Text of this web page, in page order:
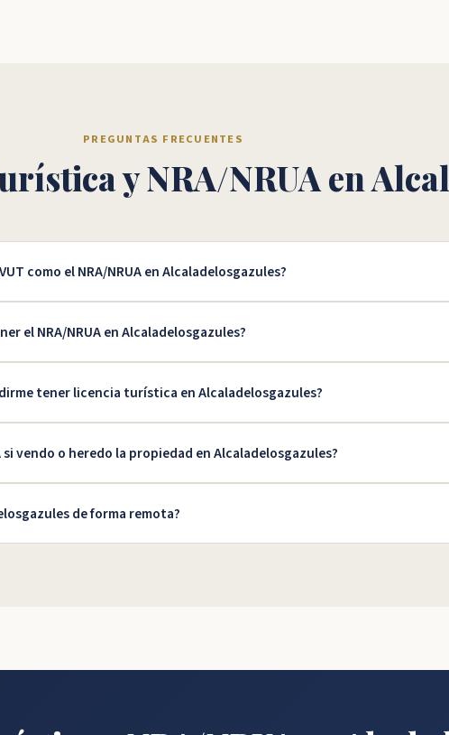
PREGUNTAS FRECUENTES
y NRA/NRUA en
como el NRA/NRUA en Alcaladelosgazules?
el NRA/NRUA en Alcaladelosgazules?
tener licencia turística en Alcaladelosgazules?
si vendo o heredo la propiedad en Alcaladelosgazules?
de forma remota?